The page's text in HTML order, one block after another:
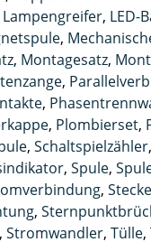
Lampengreifer, LED-
,
, Montagesatz,
,
,
, Plombierset,
,Schaltspielzähler
,Spule,
,
,
,Stromwandler,Tülle,